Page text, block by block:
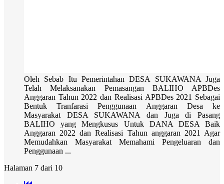
Oleh Sebab Itu Pemerintahan DESA SUKAWANA Juga
Telah Melaksanakan Pemasangan BALIHO APBDes
Anggaran Tahun 2022 dan Realisasi APBDes 2021 Sebagai
Bentuk Tranfarasi Penggunaan Anggaran Desa ke
Masyarakat DESA SUKAWANA dan Juga di Pasang
BALIHO yang Mengkusus Untuk DANA DESA Baik
Anggaran 2022 dan Realisasi Tahun anggaran 2021 Agar
Memudahkan Masyarakat Memahami Pengeluaran dan
Penggunaan ...
Halaman 7 dari 10